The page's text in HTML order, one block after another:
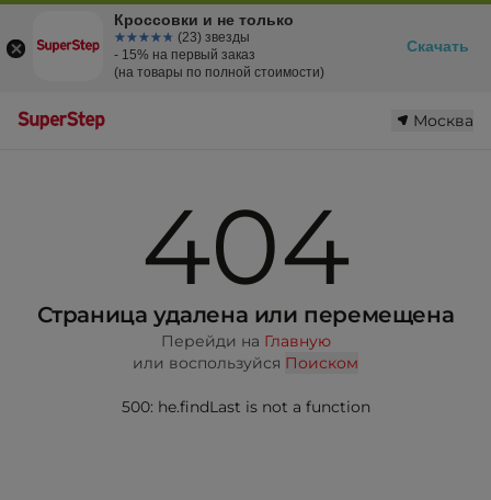
Москва
404
Страница удалена или перемещена
Перейди на Главную
или воспользуйся Поиском
500: he.findLast is not a function
Кроссовки и не только
☆☆☆☆☆
★★★★★ (23) звезды
- 15% на первый заказ
(на товары по полной стоимости)
Скачать